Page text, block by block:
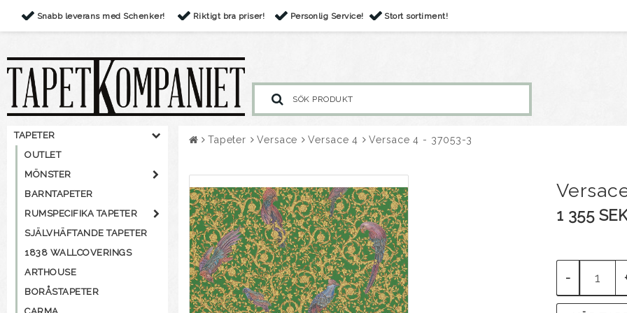
Snabb leverans med Schenker! Riktigt bra priser! Personlig Service! Stort sortiment!
TAPETER
OUTLET
MÖNSTER
BARNTAPETER
RUMSPECIFIKA TAPETER
SJÄLVHÄFTANDE TAPETER
1838 WALLCOVERINGS
ARTHOUSE
BORÅSTAPETER
Tapeter Versace Versace 4 Versace 4 - 37053-3
1 355 SEK
-